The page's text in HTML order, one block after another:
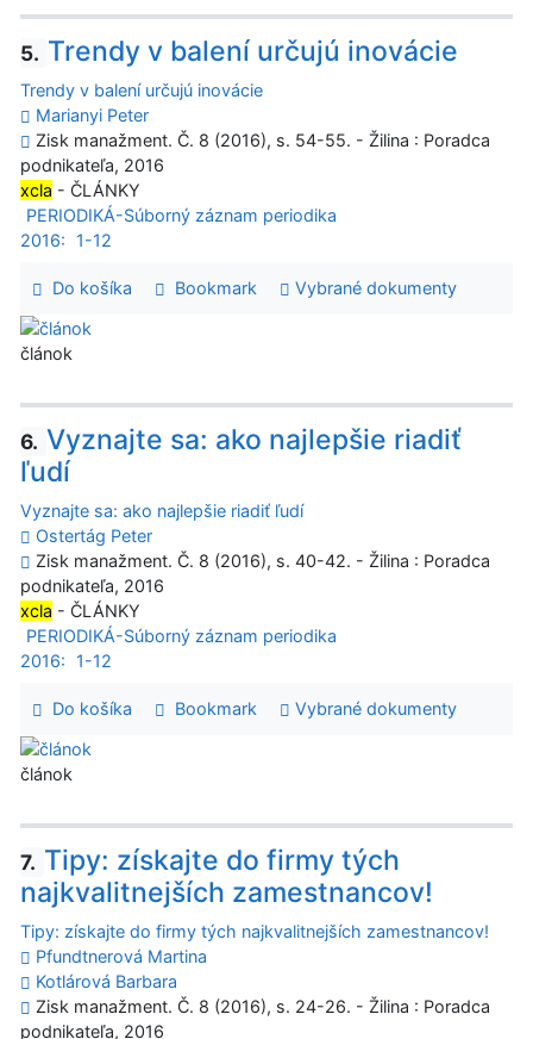
5. Trendy v balení určujú inovácie
Trendy v balení určujú inovácie
Marianyi Peter
Zisk manažment. Č. 8 (2016), s. 54-55. - Žilina : Poradca
podnikateľa, 2016
xcla - ČLÁNKY
PERIODIKÁ-Súborný záznam periodika
2016:
1-12
Do košíka Bookmark Vybrané dokumenty
článok
6. Vyznajte sa: ako najlepšie riadiť
ľudí
Vyznajte sa: ako najlepšie riadiť ľudí
Ostertág Peter
Zisk manažment. Č. 8 (2016), s. 40-42. - Žilina : Poradca
podnikateľa, 2016
xcla - ČLÁNKY
PERIODIKÁ-Súborný záznam periodika
2016:
1-12
Do košíka Bookmark Vybrané dokumenty
článok
7. Tipy: získajte do firmy tých
najkvalitnejších zamestnancov!
Tipy: získajte do firmy tých najkvalitnejších zamestnancov!
Pfundtnerová Martina
Kotlárová Barbara
Zisk manažment. Č. 8 (2016), s. 24-26. - Žilina : Poradca
podnikateľa, 2016